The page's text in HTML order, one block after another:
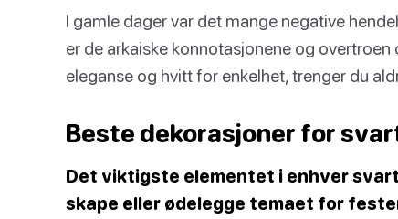
I gamle dager var det mange negative
er de arkaiske konnotasjonene og
eleganse og hvitt for enkelhet, trenger du
Beste dekorasjoner for
Det viktigste elementet i enhver
skape eller ødelegge temaet for